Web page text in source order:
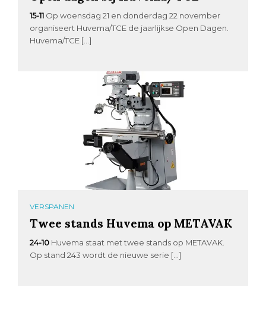
15-11 Op woensdag 21 en donderdag 22 november
organiseert Huvema/TCE de jaarlijkse Open Dagen.
Huvema/TCE […]
VERSPANEN
Twee stands Huvema op METAVAK
24-10 Huvema staat met twee stands op METAVAK.
Op stand 243 wordt de nieuwe serie […]